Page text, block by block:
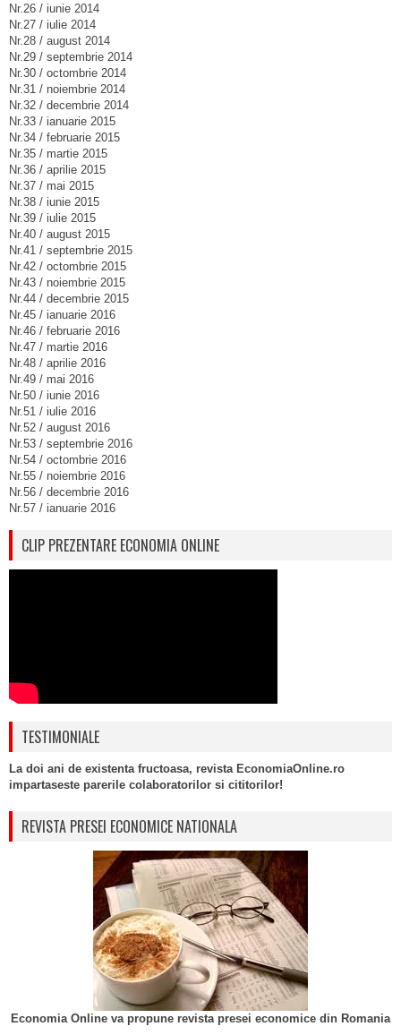
Nr.26 / iunie 2014
Nr.27 / iulie 2014
Nr.28 / august 2014
Nr.29 / septembrie 2014
Nr.30 / octombrie 2014
Nr.31 / noiembrie 2014
Nr.32 / decembrie 2014
Nr.33 / ianuarie 2015
Nr.34 / februarie 2015
Nr.35 / martie 2015
Nr.36 / aprilie 2015
Nr.37 / mai 2015
Nr.38 / iunie 2015
Nr.39 / iulie 2015
Nr.40 / august 2015
Nr.41 / septembrie 2015
Nr.42 / octombrie 2015
Nr.43 / noiembrie 2015
Nr.44 / decembrie 2015
Nr.45 / ianuarie 2016
Nr.46 / februarie 2016
Nr.47 / martie 2016
Nr.48 / aprilie 2016
Nr.49 / mai 2016
Nr.50 / iunie 2016
Nr.51 / iulie 2016
Nr.52 / august 2016
Nr.53 / septembrie 2016
Nr.54 / octombrie 2016
Nr.55 / noiembrie 2016
Nr.56 / decembrie 2016
Nr.57 / ianuarie 2016
CLIP PREZENTARE ECONOMIA ONLINE
TESTIMONIALE
La doi ani de existenta fructoasa, revista EconomiaOnline.ro
impartaseste parerile colaboratorilor si cititorilor!
REVISTA PRESEI ECONOMICE NATIONALA
Economia Online va propune revista presei economice din Romania